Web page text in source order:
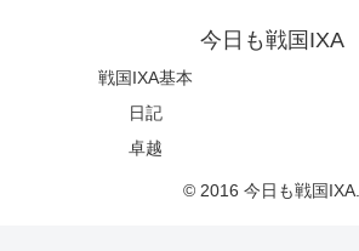
今日も戦国IXA
戦国IXA基本
日記
卓越
© 2016 今日も戦国IXA.